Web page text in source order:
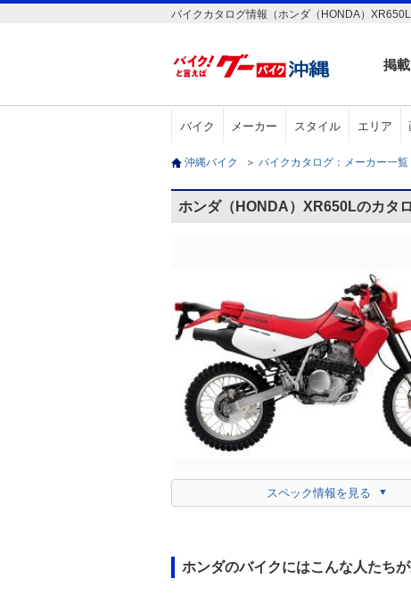
バイクカタログ情報（ホンダ（HONDA）XR650L
掲
バイク メーカー スタイル エリア
沖縄バイク ＞ バイクカタログ：メーカー一覧
ホンダ（HONDA）XR650Lのカタ
スペック情報を見る
ホンダのバイクにはこんな人たち